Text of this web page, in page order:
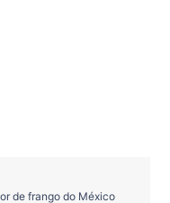
de frango do México